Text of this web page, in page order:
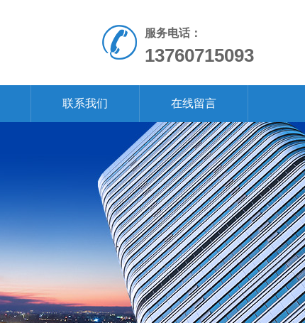
服务电话：
13760715093
联系我们 在线留言